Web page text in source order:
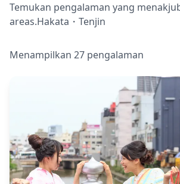
Temukan pengalaman yang
areas.Hakata・Tenjin
Menampilkan 27 pengalaman